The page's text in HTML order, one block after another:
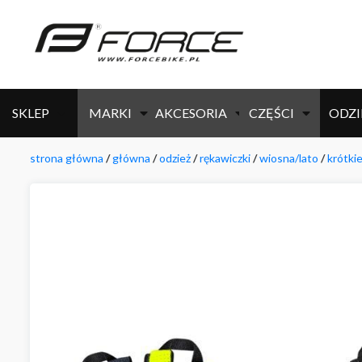
SKLEP MARKI AKCESORIA CZĘŚCI
strona główna /główna /odzież/rękawiczki/wiosna/lato /